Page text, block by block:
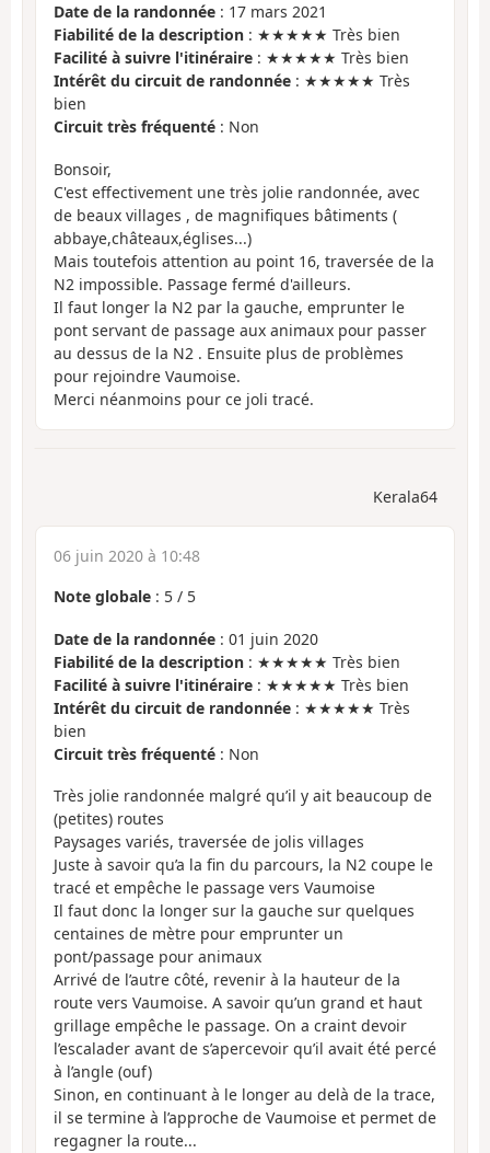
Date de la randonnée : 17 mars 2021
Fiabilité de la description : ★★★★★ Très bien
Facilité à suivre l'itinéraire : ★★★★★ Très bien
Intérêt du circuit de randonnée : ★★★★★ Très
bien
Circuit très fréquenté : Non
Bonsoir,
C'est effectivement une très jolie randonnée, avec
de beaux villages , de magnifiques bâtiments (
abbaye,châteaux,églises...)
Mais toutefois attention au point 16, traversée de la
N2 impossible. Passage fermé d'ailleurs.
Il faut longer la N2 par la gauche, emprunter le
pont servant de passage aux animaux pour passer
au dessus de la N2 . Ensuite plus de problèmes
pour rejoindre Vaumoise.
Merci néanmoins pour ce joli tracé.
Kerala64
06 juin 2020 à 10:48
Note globale : 5 / 5
Date de la randonnée : 01 juin 2020
Fiabilité de la description : ★★★★★ Très bien
Facilité à suivre l'itinéraire : ★★★★★ Très bien
Intérêt du circuit de randonnée : ★★★★★ Très
bien
Circuit très fréquenté : Non
Très jolie randonnée malgré qu’il y ait beaucoup de
(petites) routes
Paysages variés, traversée de jolis villages
Juste à savoir qu’a la fin du parcours, la N2 coupe le
tracé et empêche le passage vers Vaumoise
Il faut donc la longer sur la gauche sur quelques
centaines de mètre pour emprunter un
pont/passage pour animaux
Arrivé de l’autre côté, revenir à la hauteur de la
route vers Vaumoise. A savoir qu’un grand et haut
grillage empêche le passage. On a craint devoir
l’escalader avant de s’apercevoir qu’il avait été percé
à l’angle (ouf)
Sinon, en continuant à le longer au delà de la trace,
il se termine à l’approche de Vaumoise et permet de
regagner la route...